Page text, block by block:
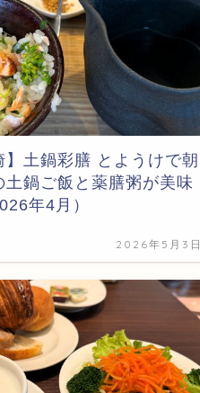
】土鍋彩膳 とようけで朝
土鍋ご飯と薬膳粥が美味
年4月）
2026年5月3日